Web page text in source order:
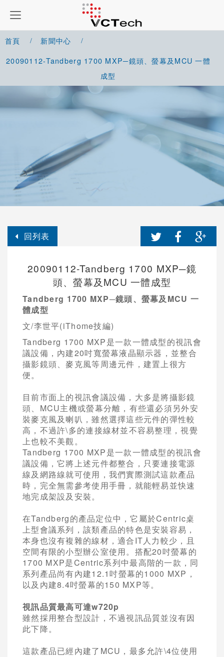
首頁
新聞中心
20090112-Tandberg 1700 MXP─鏡頭、螢幕及MCU 一體
成型
回列表
20090112-Tandberg 1700 MXP─鏡
頭、螢幕及MCU 一體成型
Tandberg 1700 MXP─鏡頭、螢幕及MCU 一
體成型
文/李世平(iThome技編)
Tandberg 1700 MXP是一款一體成型的視訊會
議設備，內建20吋寬螢幕液晶顯示器，並整合
攝影鏡頭、麥克風等周邊元件，建置上很方
便。
目前市面上的視訊會議設備，大多是將攝影鏡
頭、MCU主機或螢幕分離，有些還必須另外安
裝麥克風及喇叭，雖然選擇這些元件的彈性較
高，不過許\多的連接線材並不容易整理，視覺
上也較不美觀。
Tandberg 1700 MXP是一款一體成型的視訊會
議設備，它將上述元件都整合，只要連接電源
線及網路線就可使用，我們實際測試這款產品
時，完全無需參考使用手冊，就能輕易並快速
地完成架設及安裝。
在Tandberg的產品定位中，它屬於Centric桌
上型會議系列，該類產品的特色是安裝容易，
本身也沒有複雜的線材，適合IT人力較少，且
空間有限的小型辦公室使用。搭配20吋螢幕的
1700 MXP是Centric系列中最高階的一款，同
系列產品尚有內建12.1吋螢幕的1000 MXP，
以及內建8.4吋螢幕的150 MXP等。
視訊品質最高可達w720p
雖然採用整合型設計，不過視訊品質並沒有因
此下降。
這款產品已經內建了MCU，最多允許\4位使用